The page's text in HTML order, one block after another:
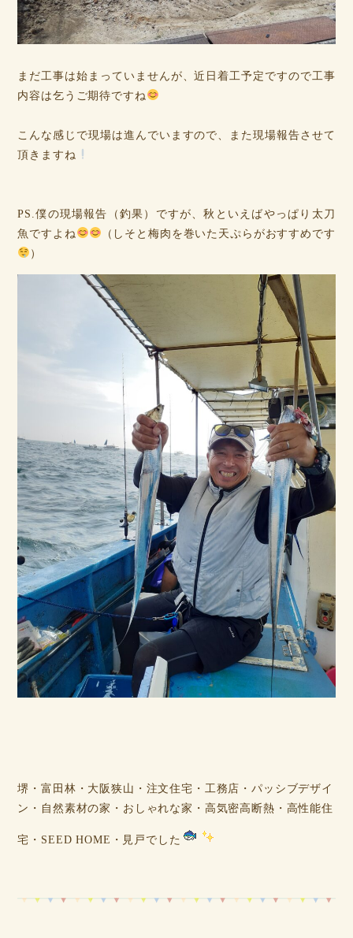
まだ工事は始まっていませんが、近日着工予定ですので工事
内容は乞うご期待ですね
こんな感じで現場は進んでいますので、また現場報告させて
頂きますね
PS.僕の現場報告（釣果）ですが、秋といえばやっぱり太刀
魚ですよね
（しそと梅肉を巻いた天ぷらがおすすめです
）
堺・富田林・大阪狭山・注文住宅・工務店・パッシブデザイ
ン・自然素材の家・おしゃれな家・高気密高断熱・高性能住
宅・SEED HOME・見戸でした